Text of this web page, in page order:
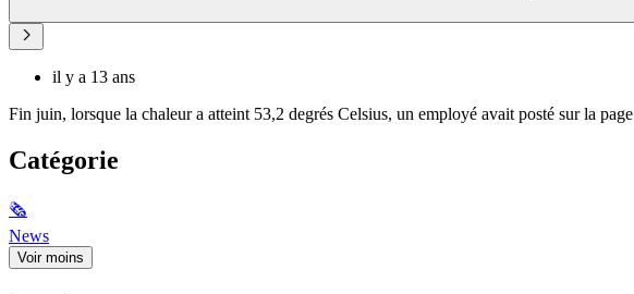
il y a 13 ans
Fin juin, lorsque la chaleur a atteint 53,2 degrés Celsius, un employé avait posté sur la
Catégorie
🗞
News
Voir moins